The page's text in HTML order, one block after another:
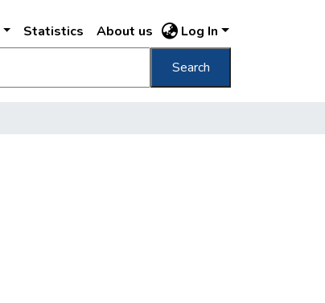
Statistics About us Log In
Search